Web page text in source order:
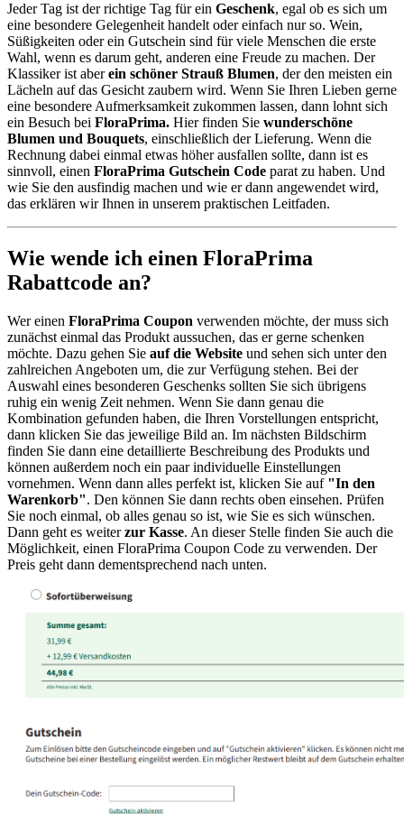
Jeder Tag ist der richtige Tag für ein Geschenk, egal ob es sich um
eine besondere Gelegenheit handelt oder einfach nur so. Wein,
Süßigkeiten oder ein Gutschein sind für viele Menschen die erste
Wahl, wenn es darum geht, anderen eine Freude zu machen. Der
Klassiker ist aberein schöner Strauß Blumen, der den meisten ein
Lächeln auf das Gesicht zaubern wird. Wenn Sie Ihren Lieben gerne
eine besondere Aufmerksamkeit zukommen lassen, dann lohnt sich
ein Besuch bei FloraPrima. Hier finden Sie wunderschöne
Blumen und Bouquets, einschließlich der Lieferung. Wenn die
Rechnung dabei einmal etwas höher ausfallen sollte, dann ist es
sinnvoll, einen FloraPrima Gutschein Code parat zu haben. Und
wie Sie den ausfindig machen und wie er dann angewendet wird,
das erklären wir Ihnen in unserem praktischen Leitfaden.
Wie wende ich einen FloraPrima
Rabattcode an?
Wer einen FloraPrima Coupon verwenden möchte, der muss sich
zunächst einmal das Produkt aussuchen, das er gerne schenken
möchte. Dazu gehen Sie auf die Website und sehen sich unter den
zahlreichen Angeboten um, die zur Verfügung stehen. Bei der
Auswahl eines besonderen Geschenks sollten Sie sich übrigens
ruhig ein wenig Zeit nehmen. Wenn Sie dann genau die
Kombination gefunden haben, die Ihren Vorstellungen entspricht,
dann klicken Sie das jeweilige Bild an. Im nächsten Bildschirm
finden Sie dann eine detaillierte Beschreibung des Produkts und
können außerdem noch ein paar individuelle Einstellungen
vornehmen. Wenn dann alles perfekt ist, klicken Sie auf "In den
Warenkorb". Den können Sie dann rechts oben einsehen. Prüfen
Sie noch einmal, ob alles genau so ist, wie Sie es sich wünschen.
Dann geht es weiterzur Kasse. An dieser Stelle finden Sie auch die
Möglichkeit, einen FloraPrima Coupon Code zu verwenden. Der
Preis geht dann dementsprechend nach unten.